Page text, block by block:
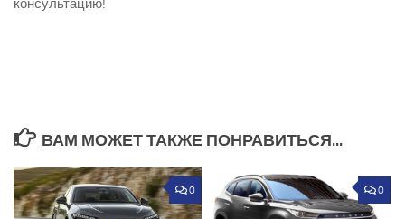
консультацию!
ВАМ МОЖЕТ ТАКЖЕ ПОНРАВИТЬСЯ...
0 0